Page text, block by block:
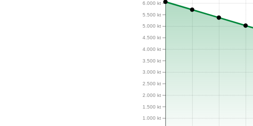
1.000 kt
1.500 kt
2.000 kt
2.500 kt
3.000 kt
3.500 kt
4.000 kt
4.500 kt
5.000 kt
5.500 kt
6.000 kt